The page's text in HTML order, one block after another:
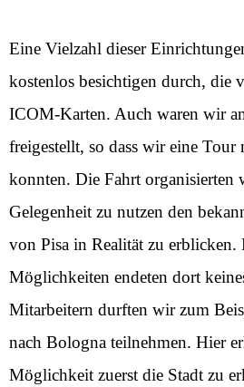
Eine Vielzahl dieser
kostenlos besichtigen durch, die
ICOM-Karten. Auch waren wir
freigestellt, so dass wir eine Tour
konnten. Die Fahrt organisierten
Gelegenheit zu nutzen den
von Pisa in Realität zu
Möglichkeiten endeten dort
Mitarbeitern durften wir zum
nach Bologna teilnehmen. Hier
Möglichkeit zuerst die Stadt zu